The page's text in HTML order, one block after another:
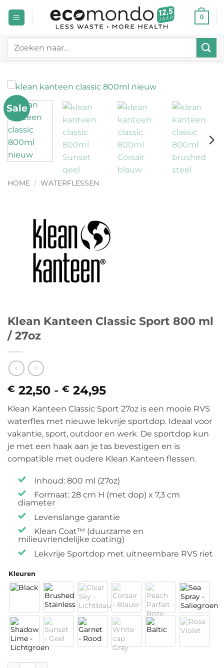
naar
0
Zoeken
Sale
HOME / WATERFLESSEN
Klean Kanteen Classic Sport 800 ml
/ 27oz
€ 22,50 - € 24,95
€ 22,50
tot
€ 24,95
Klean Kanteen Classic Sport 27oz is een mooie RVS
waterfles met nieuwe lekvrije sportdop. Ideaal voor
vakantie, sport, outdoor en werk. De sportdop kun
je met een haak aan je tas bevestigen en is
compatible met oudere Klean Kanteen flessen.
Inhoud: 800 ml (27oz)
Formaat: 28 cm H (met dop) x 7,3 cm
diameter
Levenslange garantie
Klean Coat™ (duurzame en
milieuvriendelijke coating)
Lekvrije Sportdop met uitneembare RVS riet
Kleuren